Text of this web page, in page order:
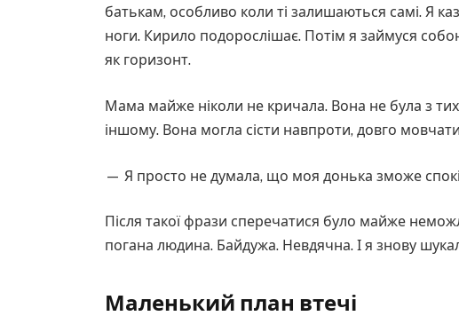
батькам, особливо коли ті залишаються самі. Я
ноги. Кирило подорослішає. Потім я займуся
як горизонт.
Мама майже ніколи не кричала. Вона не була з тих,
іншому. Вона могла сісти навпроти, довго
— Я просто не думала, що моя донька зможе
Після такої фрази сперечатися було майже
погана людина. Байдужа. Невдячна. І я знову
Маленький план втечі